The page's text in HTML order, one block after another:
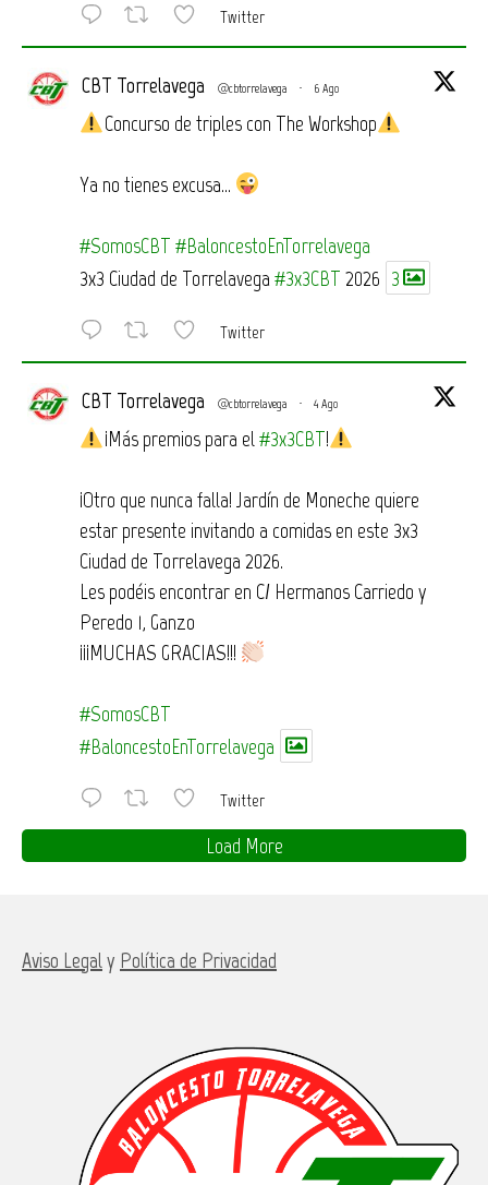
Twitter
CBT Torrelavega @cbtorrelavega · 6 Ago
Concurso de triples con The Workshop
Ya no tienes excusa…
#SomosCBT #BaloncestoEnTorrelavega
3x3 Ciudad de Torrelavega#3x3CBT 2026 3
Twitter
CBT Torrelavega @cbtorrelavega · 4 Ago
¡Más premios para el#3x3CBT!
¡Otro que nunca falla! Jardín de Moneche quiere
estar presente invitando a comidas en este 3x3
Ciudad de Torrelavega 2026.
Les podéis encontrar en C/ Hermanos Carriedo y
Peredo 1, Ganzo
¡¡¡MUCHAS GRACIAS!!!
#SomosCBT
#BaloncestoEnTorrelavega
Twitter
Load More
Aviso Legaly Política de Privacidad